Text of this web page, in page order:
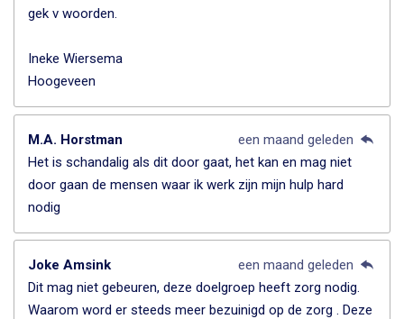
gek v woorden.
Ineke Wiersema
Hoogeveen
M.A. Horstman
een maand geleden
Het is schandalig als dit door gaat, het kan en mag niet
door gaan de mensen waar ik werk zijn mijn hulp hard
nodig
Joke Amsink
een maand geleden
Dit mag niet gebeuren, deze doelgroep heeft zorg nodig.
Waarom word er steeds meer bezuinigd op de zorg . Deze